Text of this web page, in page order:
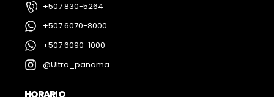
+507 830-5264
+507 6070-8000
+507 6090-1000
@Ultra_panama